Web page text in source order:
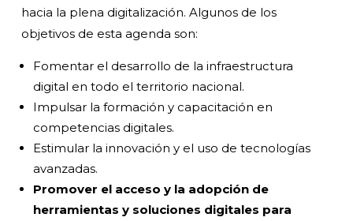
hacia la plena digitalización. Algunos de los
objetivos de esta agenda son:
Fomentar el desarrollo de la infraestructura
digital en todo el territorio nacional.
Impulsar la formación y capacitación en
competencias digitales.
Estimular la innovación y el uso de tecnologías
avanzadas.
Promover el acceso y la adopción de
herramientas y soluciones digitales para